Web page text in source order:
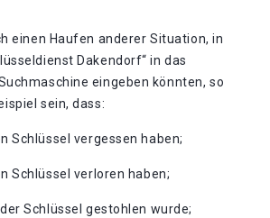
einen Haufen anderer Situation, in
Dakendorf“ in das
eingeben könnten, so
sein, dass:
Schlüssel vergessen haben;
Schlüssel verloren haben;
der Schlüssel gestohlen wurde;